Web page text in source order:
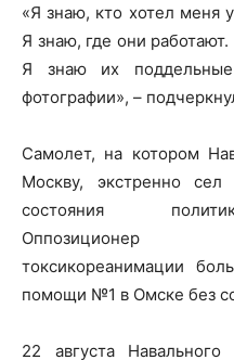
«Я знаю, кто хотел меня
Я знаю, где они
Я знаю их
фотографии», –
Самолет, на котором
Москву, экстренно
состояния
токсикореанимации
помощи №1 в Омске без
22 августа